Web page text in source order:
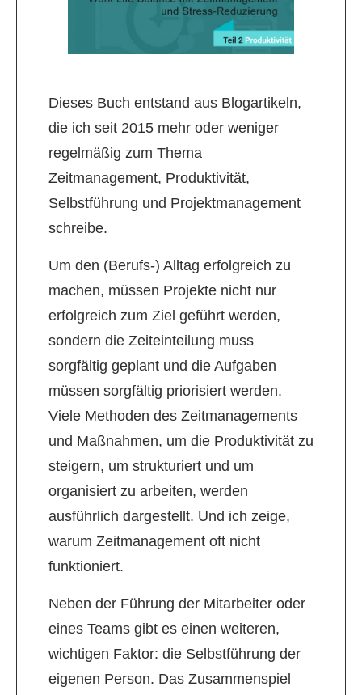
Dieses Buch entstand aus Blogartikeln,
die ich seit 2015 mehr oder weniger
regelmäßig zum Thema
Zeitmanagement, Produktivität,
Selbstführung und Projektmanagement
schreibe.
Um den (Berufs-) Alltag erfolgreich zu
machen, müssen Projekte nicht nur
erfolgreich zum Ziel geführt werden,
sondern die Zeiteinteilung muss
sorgfältig geplant und die Aufgaben
müssen sorgfältig priorisiert werden.
Viele Methoden des Zeitmanagements
und Maßnahmen, um die Produktivität zu
steigern, um strukturiert und um
organisiert zu arbeiten, werden
ausführlich dargestellt. Und ich zeige,
warum Zeitmanagement oft nicht
funktioniert.
Neben der Führung der Mitarbeiter oder
eines Teams gibt es einen weiteren,
wichtigen Faktor: die Selbstführung der
eigenen Person. Das Zusammenspiel